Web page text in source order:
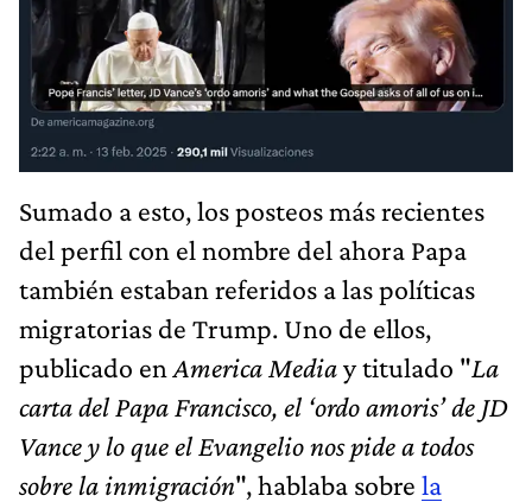
Sumado a esto, los posteos más recientes
del perfil con el nombre del ahora Papa
también estaban referidos a las políticas
migratorias de Trump. Uno de ellos,
publicado en America Mediay titulado "La
carta del Papa Francisco, el ‘ordo amoris’ de JD
Vance y lo que el Evangelio nos pide a todos
sobre la inmigración", hablaba sobre la